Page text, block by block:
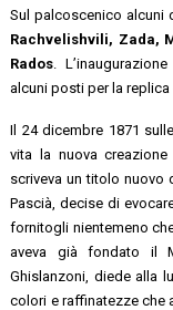
Sul palcoscenico alcuni
Rachvelishvili, Zada,
Rados .
alcuni posti per la replica
Il 24 dicembre 1871
vita la nuova
scriveva un titolo nuovo
Pascià, decise di
fornitogli nientemeno
aveva già fondato il
Ghislanzoni, diede alla
colori e raffinatezze che